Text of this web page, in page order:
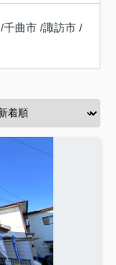
/千曲市 /諏訪市 /